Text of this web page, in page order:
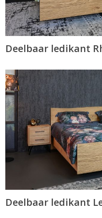
Deelbaar ledikant
Deelbaar ledikant